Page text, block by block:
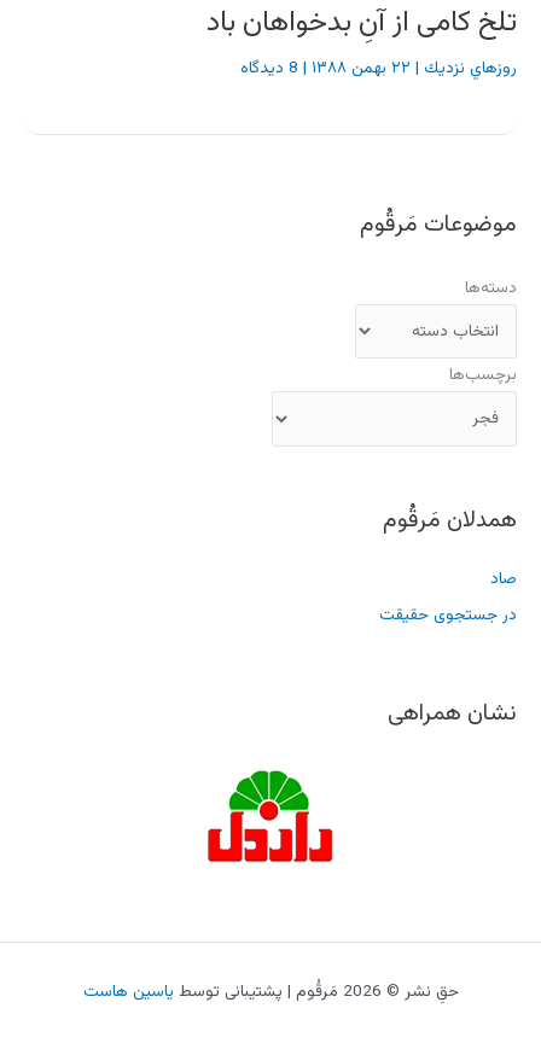
تلخ کامی از آنِ بدخواهان باد
روزهاي نزديك | ۲۲ بهمن ۱۳۸۸ | 8 دیدگاه
موضوعات مَرقُوم
دسته‌ها
برچسب‌ها
همدلان مَرقُوم
صاد
در جستجوی حقیقت
نشان همراهی
حقِ نشر © 2026 مَرقُوم | پشتیبانی توسط یاسین هاست